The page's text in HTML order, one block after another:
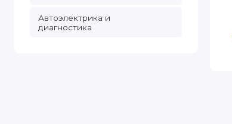
Автоэлектрика и
диагностика